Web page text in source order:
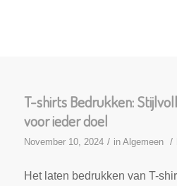
T-shirts Bedrukken:
voor ieder doel
November 10, 2024 / in Algemeen /
Het laten bedrukken van T-